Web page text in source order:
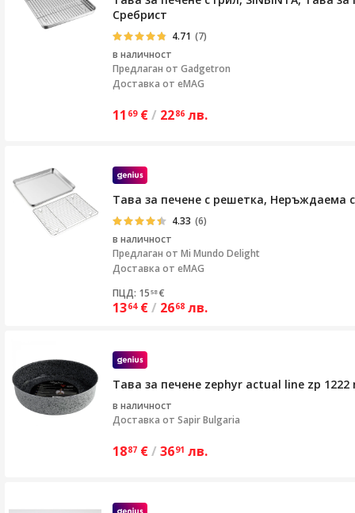
Сребрист
4.71 (7)
в наличност
Предлаган от Gadgetron
Доставка от eMAG
11 69 €/ 2286 лв.
Тава за печене с решетка, Неръждаема
4.33 (6)
в наличност
Предлаган от Mi Mundo Delight
Доставка от eMAG
ПЦД: 15 58 €
1364 €/ 2668 лв.
Тава за печене zephyr actual line zp
в наличност
Доставка от Sapir Bulgaria
1887 €/ 3691 лв.